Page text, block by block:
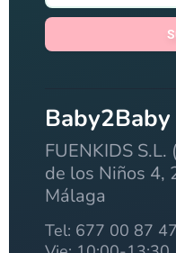
Baby2Baby
FUENKIDS
de los Niños 4,
Málaga
Tel: 677 00 87